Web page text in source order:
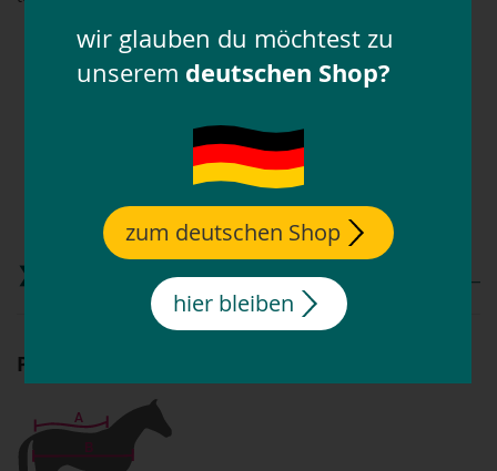
zonder vulling
Denier: 600
Gekruiste riemen
Beenkoorden: Ogen
Buitenmateriaal: 100 % polyester, binnenmateriaal:
100 % nylon
wasbaar tot 30 °C
Paardendeken meten
wir glauben du möchtest zu
unserem deutschen Shop?
zum deutschen Shop
hier bleiben